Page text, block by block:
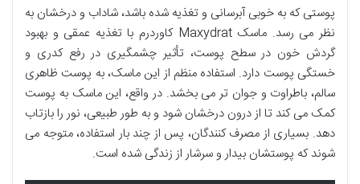
پوستی که به خوبی آبرسانی و تغذیه شده باشد، شاداب و درخشان به
نظر می رسد. ماسک Maxydrat کاوردرم با تغذیه عمقی و بهبود
گردش خون در سطح پوست، تأثیر چشمگیری در رفع کدری و
خستگی پوست دارد. استفاده منظم از این ماسک، به پوست ظاهری
سالم، باطراوت و جوان تر می بخشد. در واقع، این ماسک به پوست
کمک می کند تا از درون درخشان شود و به طور طبیعی، نور را بازتاب
دهد. بسیاری از مصرف کنندگان، پس از چند بار استفاده، متوجه می
شوند که پوستشان بیدار و سرشار از زندگی شده است.